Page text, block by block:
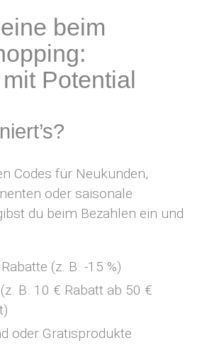
beim
Potential
Codes für Neukunden,
oder saisonale
du beim Bezahlen ein und
(z. B. -15 %)
B. 10 € Rabatt ab 50 €
oder Gratisprodukte